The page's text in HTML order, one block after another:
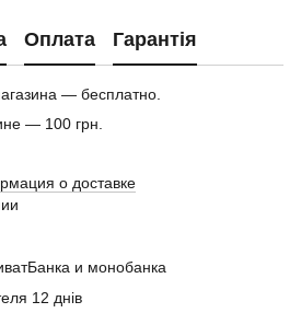
Оплата Гарантія
— бесплатно.
— 100 грн.
о доставке
и монобанка
12 днів